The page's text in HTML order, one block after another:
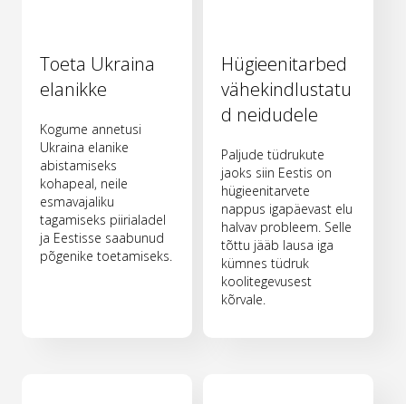
Toeta Ukraina
elanikke
Kogume annetusi
Ukraina elanike
abistamiseks
kohapeal, neile
esmavajaliku
tagamiseks piirialadel
ja Eestisse saabunud
põgenike toetamiseks.
Hügieenitarbed
vähekindlustatu
d neidudele
Paljude tüdrukute
jaoks siin Eestis on
hügieenitarvete
nappus igapäevast elu
halvav probleem. Selle
tõttu jääb lausa iga
kümnes tüdruk
koolitegevusest
kõrvale.